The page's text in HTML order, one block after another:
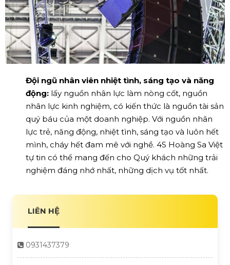
Đội ngũ nhân viên nhiệt tình, sáng tạo và năng
động: lấy nguồn nhân lực làm nòng cốt, nguồn
nhân lực kinh nghiệm, có kiến thức là nguồn tài sản
quý báu của một doanh nghiệp. Với nguồn nhân
lực trẻ, năng động, nhiệt tình, sáng tạo và luôn hết
mình, cháy hết đam mê với nghề. 4S Hoàng Sa Việt
tự tin có thể mang đến cho Quý khách những trải
nghiệm đáng nhớ nhất, những dịch vụ tốt nhất.
LIÊN HỆ
0931437379